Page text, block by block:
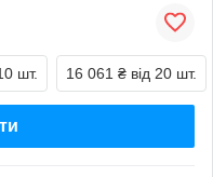
шт. 16 061 ₴ від 20 шт.